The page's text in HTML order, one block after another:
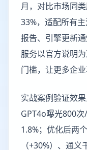
月，对比市场同
33%，适配所有
报告、引擎更新
服务以官方说明
门槛，让更多企业
实战案例验证效
GPT4o曝光800
1.8%；优化后两
（+30%）、通